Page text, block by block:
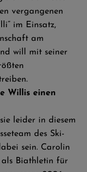
vergangenen
im Einsatz,
am
will mit seiner
Willis einen
leider in diesem
des Ski-
sein. Carolin
als Biathletin für